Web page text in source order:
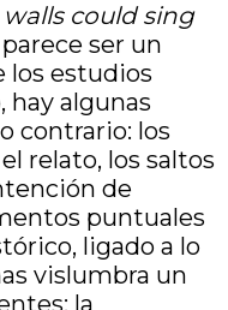
could sing
ser un
los estudios
hay algunas
contrario: los
relato, los saltos
de
puntuales
ligado a lo
vislumbra un
la